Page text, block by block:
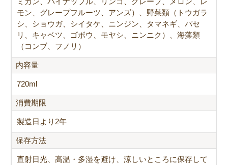
モン、グレープフルーツ、アンズ）、野菜類（トウガラ
シ、ショウガ、シイタケ、ニンジン、タマネギ、パセ
リ、キャベツ、ゴボウ、モヤシ、ニンニク）、海藻類
（コンブ、フノリ）
内容量
720ml
消費期限
製造日より2年
保存方法
直射日光、高温・多湿を避け、涼しいところに保存して